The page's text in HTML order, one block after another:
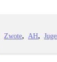
Zwote AH